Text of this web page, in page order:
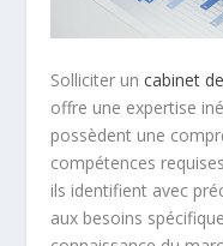
Solliciter uncabinet
offre une expertise
possèdent une
compétences
ils identifient avec
aux besoins